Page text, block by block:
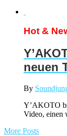
Hot &
neuen
By
Y’AKOTO
Video, einen
More Posts